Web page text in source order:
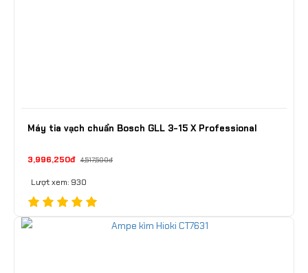
Máy tia vạch chuẩn Bosch GLL 3-15 X Professional
3,996,250đ 4,517,500đ
Lượt xem: 930